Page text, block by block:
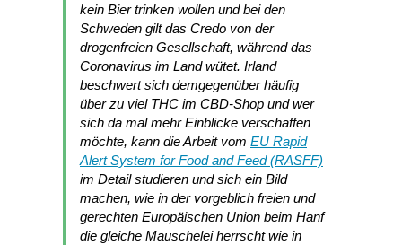
kein Bier trinken wollen und bei den
Schweden gilt das Credo von der
drogenfreien Gesellschaft, während das
Coronavirus im Land wütet. Irland
beschwert sich demgegenüber häufig
über zu viel THC im CBD-Shop und wer
sich da mal mehr Einblicke verschaffen
möchte, kann die Arbeit vom EU Rapid
Alert System for Food and Feed (RASFF)
im Detail studieren und sich ein Bild
machen, wie in der vorgeblich freien und
gerechten Europäischen Union beim Hanf
die gleiche Mauschelei herrscht wie in